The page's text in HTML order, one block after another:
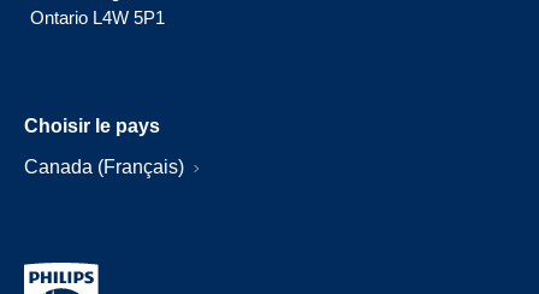
Ontario L4W 5P1
Choisir le pays
Canada (Français)